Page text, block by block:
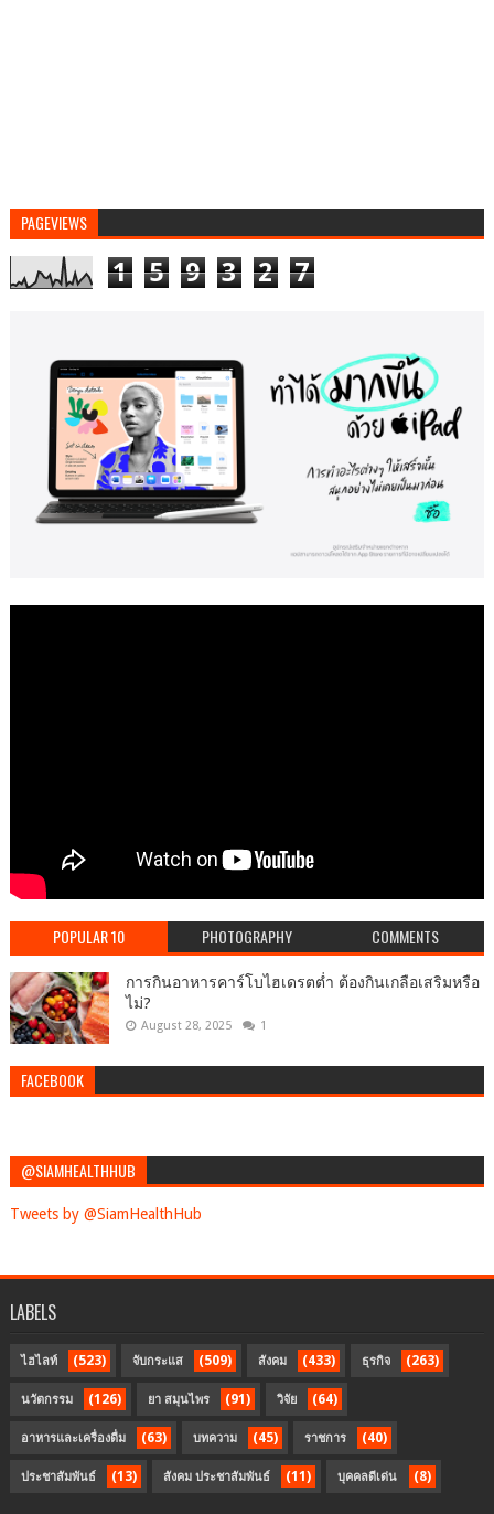
PAGEVIEWS
1 5 9 3 2 7
POPULAR 10 PHOTOGRAPHY COMMENTS
การกินอาหารคาร์โบไฮเดรตต่ำ ต้องกินเกลือเสริมหรือ
ไม่?
August 28, 2025 1
FACEBOOK
@SIAMHEALTHHUB
Tweets by @SiamHealthHub
LABELS
ไฮไลท์ (523) จับกระแส (509) สังคม (433) ธุรกิจ (263)
นวัตกรรม (126) ยา สมุนไพร (91) วิจัย (64)
อาหารและเครื่องดื่ม (63) บทความ (45) ราชการ (40)
ประชาสัมพันธ์ (13) สังคม ประชาสัมพันธ์ (11) บุคคลดีเด่น (8)